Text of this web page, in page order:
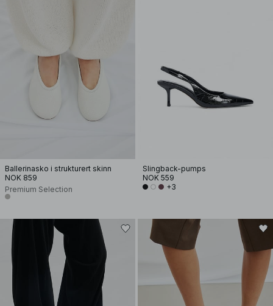
Ballerinasko i strukturert skinn
NOK 859
Premium Selection
Slingback-pumps
NOK 559
+3